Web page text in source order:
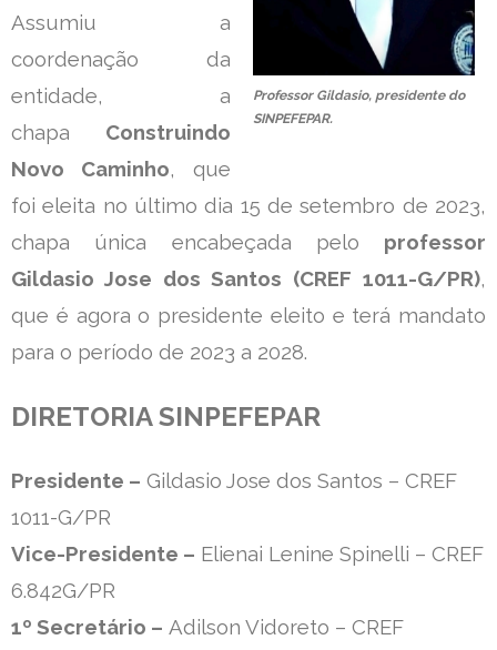
Professor Gildasio, presidente do
SINPEFEPAR.
Assumiu a
coordenação da
entidade, a
chapa Construindo
Novo Caminho, que
foi eleita no último dia 15 de setembro de 2023,
chapa única encabeçada pelo professor
Gildasio Jose dos Santos (CREF 1011-G/PR),
que é agora o presidente eleito e terá mandato
para o período de 2023 a 2028.
DIRETORIA SINPEFEPAR
Presidente – Gildasio Jose dos Santos – CREF
1011-G/PR
Vice-Presidente – Elienai Lenine Spinelli – CREF
6.842G/PR
1º Secretário – Adilson Vidoreto – CREF